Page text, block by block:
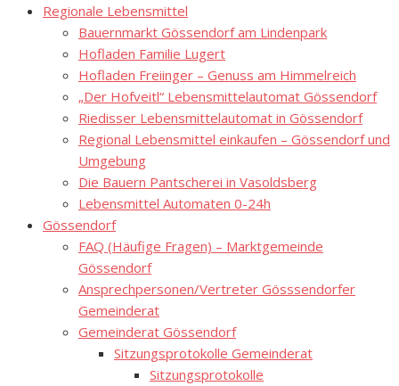
Regionale Lebensmittel
Bauernmarkt Gössendorf am Lindenpark
Hofladen Familie Lugert
Hofladen Freiinger – Genuss am Himmelreich
„Der Hofveitl“ Lebensmittelautomat Gössendorf
Riedisser Lebensmittelautomat in Gössendorf
Regional Lebensmittel einkaufen – Gössendorf und
Umgebung
Die Bauern Pantscherei in Vasoldsberg
Lebensmittel Automaten 0-24h
Gössendorf
FAQ (Häufige Fragen) – Marktgemeinde
Gössendorf
Ansprechpersonen/Vertreter Gösssendorfer
Gemeinderat
Gemeinderat Gössendorf
Sitzungsprotokolle Gemeinderat
Sitzungsprotokolle